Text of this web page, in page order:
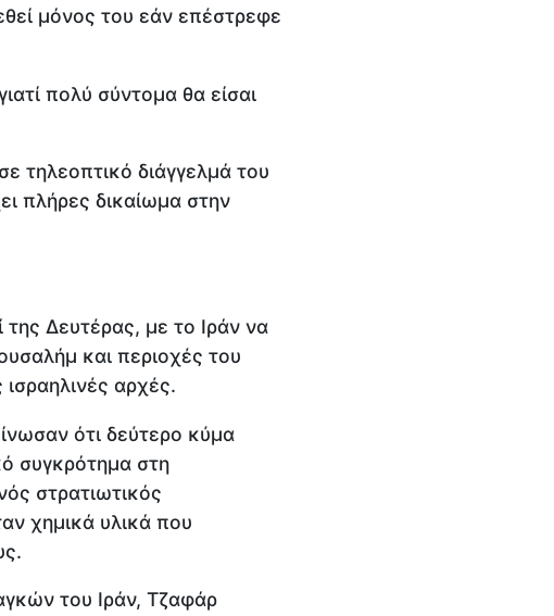
μόνος του εάν επέστρεφε
πολύ σύντομα θα είσαι
τηλεοπτικό διάγγελμά του
πλήρες δικαίωμα στην
Δευτέρας, με το Ιράν να
και περιοχές του
αρχές.
ότι δεύτερο κύμα
συγκρότημα στη
στρατιωτικός
χημικά υλικά που
του Ιράν, Τζαφάρ